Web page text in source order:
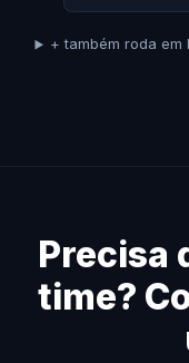
+ também roda em
Precisa
time?